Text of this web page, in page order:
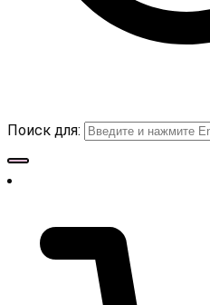
Поиск для: